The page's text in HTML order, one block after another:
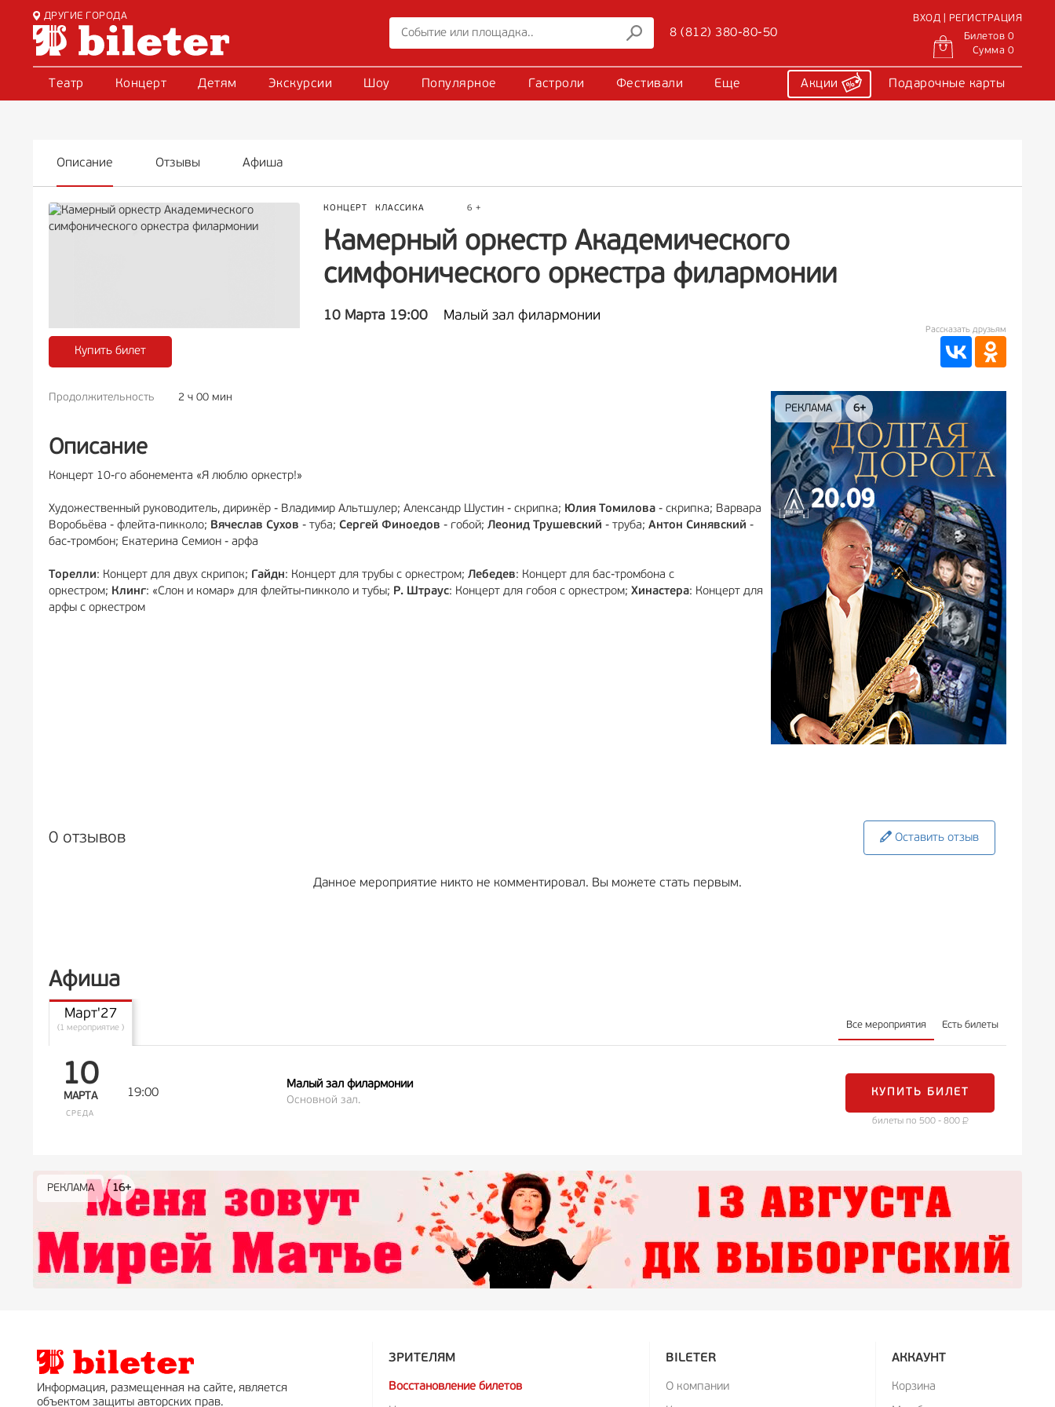
ДРУГИЕ ГОРОДА
8 (812) 380-80-50
ВХОД | РЕГИСТРАЦИЯ
Билетов 0
Сумма 0
Театр Концерт Детям Экскурсии Шоу Популярное Гастроли Фестивали Еще Акции Подарочные карты
Описание Отзывы Афиша
КОНЦЕРТ КЛАССИКА 6 +
Камерный оркестр Академического
симфонического оркестра филармонии
10 Марта 19:00 Малый зал филармонии
Купить билет
Рассказать друзьям
Продолжительность 2 ч 00 мин
Описание
Концерт 10-го абонемента «Я люблю оркестр!»
Художественный руководитель, дирижёр - Владимир Альтшулер; Александр Шустин - скрипка; Юлия Томилова - скрипка; Варвара
Воробьёва - флейта-пикколо; Вячеслав Сухов - туба; Сергей Финоедов - гобой; Леонид Трушевский - труба; Антон Синявский -
бас-тромбон; Екатерина Семион - арфа
Торелли: Концерт для двух скрипок; Гайдн: Концерт для трубы с оркестром; Лебедев: Концерт для бас-тромбона с
оркестром; Клинг: «Слон и комар» для флейты-пикколо и тубы; Р. Штраус: Концерт для гобоя с оркестром; Хинастера: Концерт для
арфы с оркестром
РЕКЛАМА
0 отзывов Оставить отзыв
Данное мероприятие никто не комментировал. Вы можете стать первым.
Афиша
Все мероприятия Есть билеты
Март'27
(1 мероприятие )
10
МАРТА
СРЕДА
19:00
Малый зал филармонии
Основной зал.
КУПИТЬ БИЛЕТ
билеты по 500 - 800
РЕКЛАМА 16+
РЕКЛАМА 16+
РЕКЛАМА 12+
РЕКЛАМА
РЕКЛАМА 0+
РЕКЛАМА 18+
Информация, размещенная на сайте, является
объектом защиты авторских прав.
ЗРИТЕЛЯМ
Восстановление билетов
BILETER
О компании
АККАУНТ
Корзина